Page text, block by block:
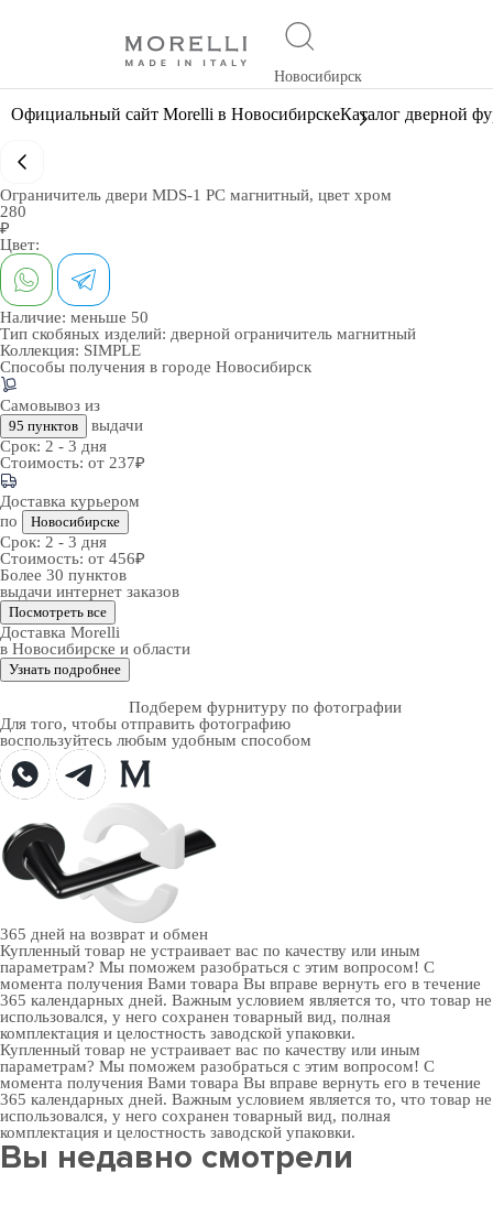
Новосибирск
Официальный сайт Morelli в НовосибирскеКаталог дверной
Ограничитель двери MDS-1 PC магнитный, цвет хром
280
₽
Цвет:
Наличие: меньше 50
Тип скобяных изделий: дверной ограничитель магнитный
Коллекция: SIMPLE
Способы получения в городе Новосибирск
Самовывоз из
95 пунктов
выдачи
Срок: 2 - 3 дня
Стоимость: от 237₽
Доставка курьером
по
Новосибирске
Срок: 2 - 3 дня
Стоимость: от 456₽
Более 30 пунктов
выдачи интернет заказов
Посмотреть все
Доставка Morelli
в Новосибирске и области
Узнать подробнее
Подберем фурнитуру по фотографии
Для того, чтобы отправить фотографию
воспользуйтесь любым удобным способом
365 дней на возврат и обмен
Купленный товар не устраивает вас по качеству или иным
параметрам? Мы поможем разобраться с этим вопросом! С
момента получения Вами товара Вы вправе вернуть его в течение
365 календарных дней. Важным условием является то, что товар не
использовался, у него сохранен товарный вид, полная
комплектация и целостность заводской упаковки.
Купленный товар не устраивает вас по качеству или иным
параметрам? Мы поможем разобраться с этим вопросом! С
момента получения Вами товара Вы вправе вернуть его в течение
365 календарных дней. Важным условием является то, что товар не
использовался, у него сохранен товарный вид, полная
комплектация и целостность заводской упаковки.
Вы недавно смотрели